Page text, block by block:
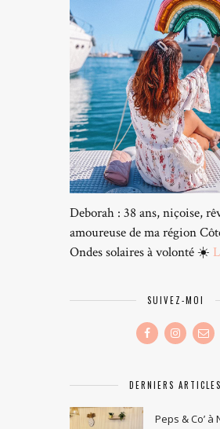
Deborah : 38 ans, niçoise,
amoureuse de ma région
Ondes solaires à volonté ☀️
SUIVEZ-MOI
DERNIERS ARTICLES
Peps & Co’ à